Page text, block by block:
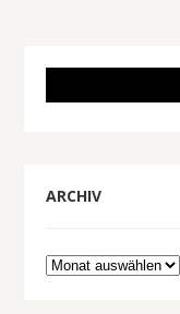
ARCHIV
Archiv